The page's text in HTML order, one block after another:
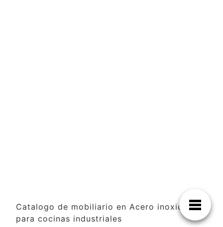
Catalogo de mobiliario en Acero inoxidable
para cocinas industriales